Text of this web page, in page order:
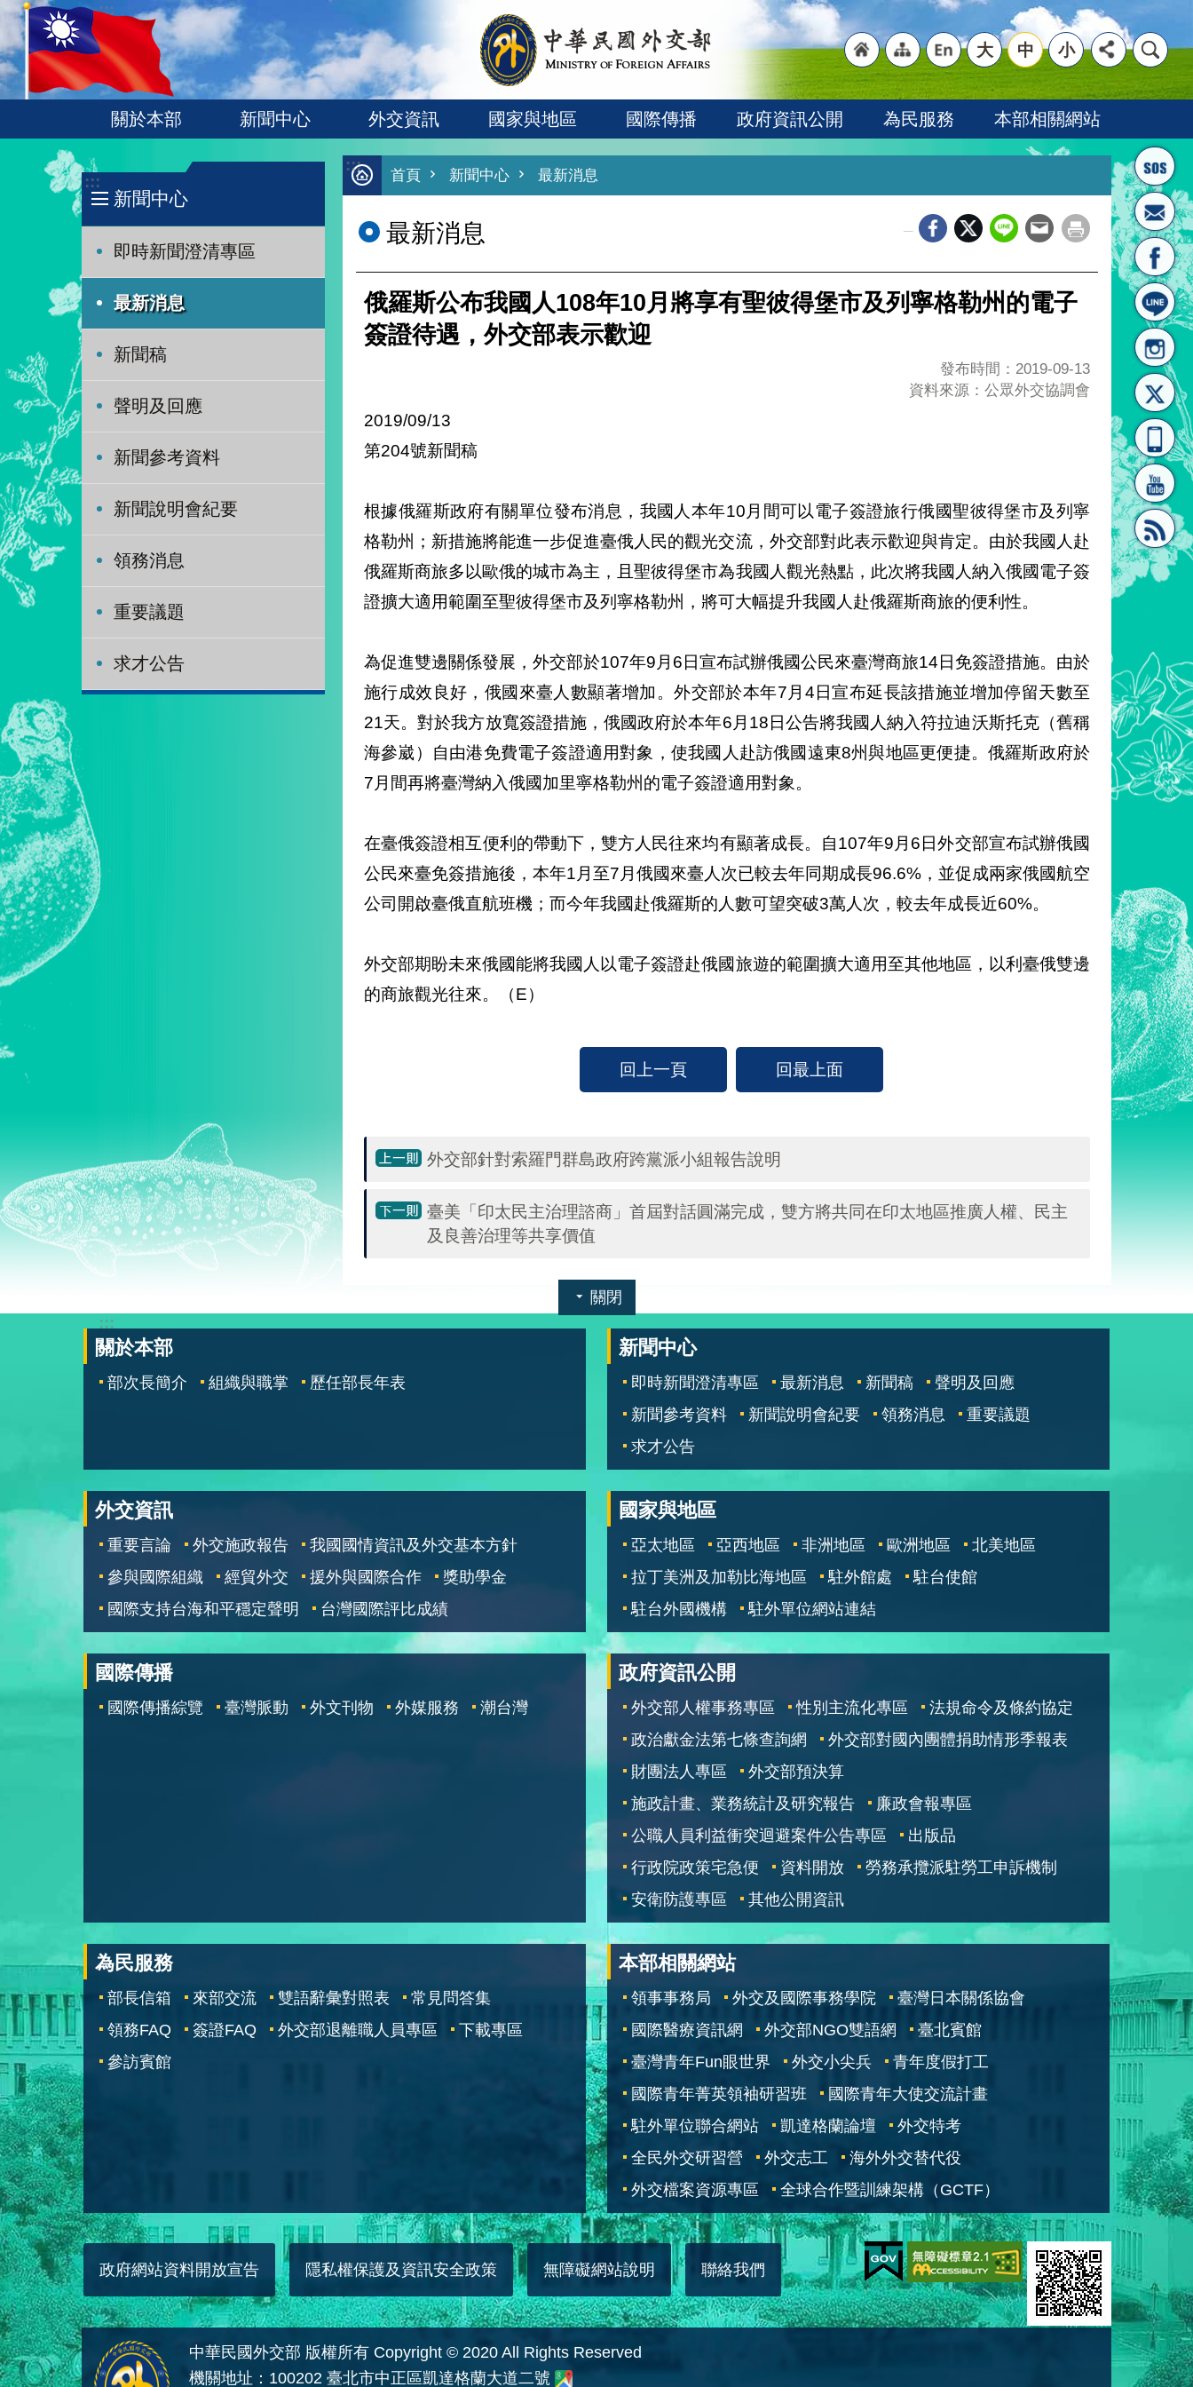
跳到主要內容區塊
:::
首頁
結]"
"網
站導
[連
"英
文語
大 中 小
關於本部 新聞中心 外交資訊 國家與地區 國際傳播 政府資訊公開 為民服務 本部相關網站
:::
新聞中心
即時新聞澄清專區
最新消息
新聞稿
聲明及回應
新聞參考資料
新聞說明會紀要
領務消息
重要議題
求才公告
:::
首頁 新聞中心 最新消息
最新消息
俄羅斯公布我國人108年10月將享有聖彼得堡市及列寧格勒州的電子
簽證待遇，外交部表示歡迎
發布時間：2019-09-13
資料來源：公眾外交協調會
2019/09/13
第204號新聞稿
根據俄羅斯政府有關單位發布消息，我國人本年10月間可以電子簽證旅行俄國聖彼得堡市及列寧
格勒州；新措施將能進一步促進臺俄人民的觀光交流，外交部對此表示歡迎與肯定。由於我國人赴
俄羅斯商旅多以歐俄的城市為主，且聖彼得堡市為我國人觀光熱點，此次將我國人納入俄國電子簽
證擴大適用範圍至聖彼得堡市及列寧格勒州，將可大幅提升我國人赴俄羅斯商旅的便利性。
為促進雙邊關係發展，外交部於107年9月6日宣布試辦俄國公民來臺灣商旅14日免簽證措施。由於
施行成效良好，俄國來臺人數顯著增加。外交部於本年7月4日宣布延長該措施並增加停留天數至
21天。對於我方放寬簽證措施，俄國政府於本年6月18日公告將我國人納入符拉迪沃斯托克（舊稱
海參崴）自由港免費電子簽證適用對象，使我國人赴訪俄國遠東8州與地區更便捷。俄羅斯政府於
7月間再將臺灣納入俄國加里寧格勒州的電子簽證適用對象。
在臺俄簽證相互便利的帶動下，雙方人民往來均有顯著成長。自107年9月6日外交部宣布試辦俄國
公民來臺免簽措施後，本年1月至7月俄國來臺人次已較去年同期成長96.6%，並促成兩家俄國航空
公司開啟臺俄直航班機；而今年我國赴俄羅斯的人數可望突破3萬人次，較去年成長近60%。
外交部期盼未來俄國能將我國人以電子簽證赴俄國旅遊的範圍擴大適用至其他地區，以利臺俄雙邊
的商旅觀光往來。（E）
回上一頁 回最上面
外交部針對索羅門群島政府跨黨派小組報告說明
臺美「印太民主治理諮商」首屆對話圓滿完成，雙方將共同在印太地區推廣人權、民主
及良善治理等共享價值
關閉
:::
關於本部
部次長簡介 組織與職掌 歷任部長年表
新聞中心
即時新聞澄清專區 最新消息 新聞稿
聲明及回應
新聞參考資料
新聞說明會紀要 領務消息
重要議題
求才公告
外交資訊
重要言論 外交施政報告
我國國情資訊及外交基本方針
參與國際組織
經貿外交 援外與國際合作
獎助學金
國際支持台海和平穩定聲明
台灣國際評比成績
國家與地區
亞太地區 亞西地區 非洲地區 歐洲地區
北美地區
拉丁美洲及加勒比海地區
駐外館處
駐台使館
駐台外國機構
駐外單位網站連結
國際傳播
國際傳播綜覽 臺灣脈動 外文刊物 外媒服務 潮台灣
政府資訊公開
外交部人權事務專區 性別主流化專區
法規命令及條約協定
政治獻金法第七條查詢網
外交部對國內團體捐助情形季報表
財團法人專區
外交部預決算
施政計畫、業務統計及研究報告
廉政會報專區
公職人員利益衝突迴避案件公告專區
出版品
行政院政策宅急便
資料開放
勞務承攬派駐勞工申訴機制
安衛防護專區
其他公開資訊
為民服務
部長信箱 來部交流 雙語辭彙對照表
常見問答集
領務FAQ
簽證FAQ 外交部退離職人員專區
下載專區
參訪賓館
本部相關網站
領事事務局 外交及國際事務學院
臺灣日本關係協會
國際醫療資訊網
外交部NGO雙語網
臺北賓館
臺灣青年Fun眼世界
外交小尖兵
青年度假打工
國際青年菁英領袖研習班
國際青年大使交流計畫
駐外單位聯合網站
凱達格蘭論壇
外交特考
全民外交研習營
外交志工
海外外交替代役
外交檔案資源專區
全球合作暨訓練架構（GCTF）
政府網站資料開放宣告 隱私權保護及資訊安全政策 無障礙網站說明 聯絡我們
中華民國外交部 版權所有 Copyright © 2020 All Rights Reserved
機關地址：100202 臺北市中正區凱達格蘭大道二號